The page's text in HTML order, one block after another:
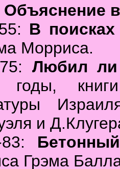
Объяснение
В
Морриса.
Любил ли
книги
и
Грэма